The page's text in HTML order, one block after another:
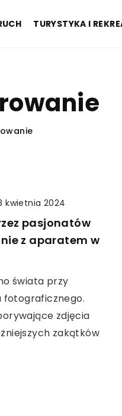
TURYSTYKA I
kwietnia 2024
pasjonatów
z aparatem w
świata przy
fotograficznego.
zdjęcia
zakątków